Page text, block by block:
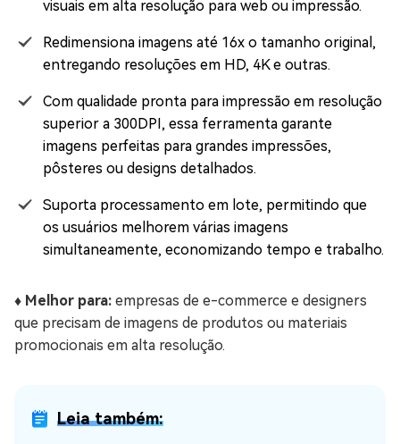
visuais em alta resolução para web ou impressão.
Redimensiona imagens até 16x o tamanho original,
entregando resoluções em HD, 4K e outras.
Com qualidade pronta para impressão em resolução
superior a 300DPI, essa ferramenta garante
imagens perfeitas para grandes impressões,
pôsteres ou designs detalhados.
Suporta processamento em lote, permitindo que
os usuários melhorem várias imagens
simultaneamente, economizando tempo e trabalho.
♦️ Melhor para: empresas de e-commerce e designers
que precisam de imagens de produtos ou materiais
promocionais em alta resolução.
Leia também: